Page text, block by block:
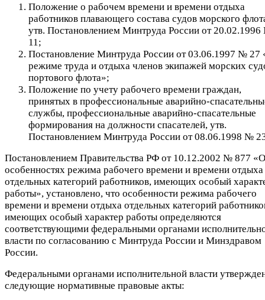
Положение о рабочем времени и времени отдыха
работников плавающего состава судов морского
утв. Постановлением Минтруда России от
11;
Постановление Минтруда России от 03.06.1997 № 27
режиме труда и отдыха членов экипажей морских
портового флота»;
Положение по учету рабочего времени граждан,
принятых в профессиональные аварийно-
службы, профессиональные аварийно-спасательные
формирования на должности спасателей, утв.
Постановлением Минтруда России от 08.06.1998 №
Постановлением Правительства РФ от 10.12.2002 № 877
особенностях режима рабочего времени и времени отдыха
отдельных категорий работников, имеющих особый
работы», установлено, что особенности режима рабочего
времени и времени отдыха отдельных категорий
имеющих особый характер работы определяются
соответствующими федеральными органами
власти по согласованию с Минтруда России и Минздравом
России.
Федеральными органами исполнительной власти
следующие нормативные правовые акты: